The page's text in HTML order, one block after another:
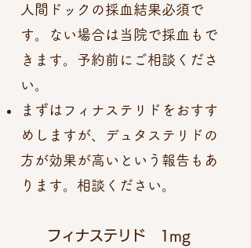
人間ドックの採血結果必須で
す。ない場合は当院で採血もで
きます。予約前にご相談くださ
い。
まずはフィナステリドをおすす
めしますが、デュタステリドの
方が効果が高いという報告もあ
ります。相談ください。
フィナステリド 1mg